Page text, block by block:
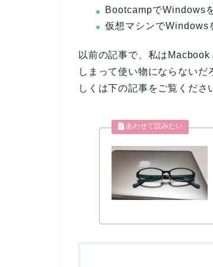
BootcampでWindows
仮想マシンでWindows
以前の記事で、私は
しまって使い物にならない
しくは下の記事をご覧くださ